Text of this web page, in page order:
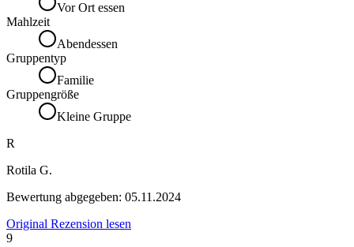
Vor Ort essen
Mahlzeit
Abendessen
Gruppentyp
Familie
Gruppengröße
Kleine Gruppe
R
Rotila G.
Bewertung abgegeben: 05.11.2024
Original Rezension lesen
9